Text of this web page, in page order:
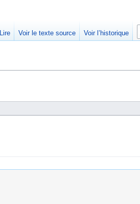
Lire Voir le texte source Voir l’historique